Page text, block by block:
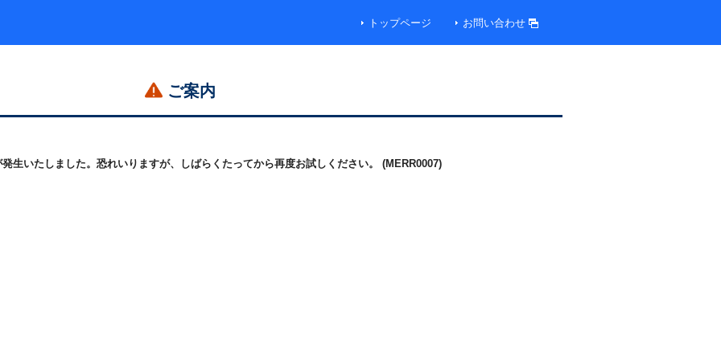
トップページ お問い合わせ
ご案内
生いたしました。恐れいりますが、しばらくたってから再度お試しください。 (MERR0007)